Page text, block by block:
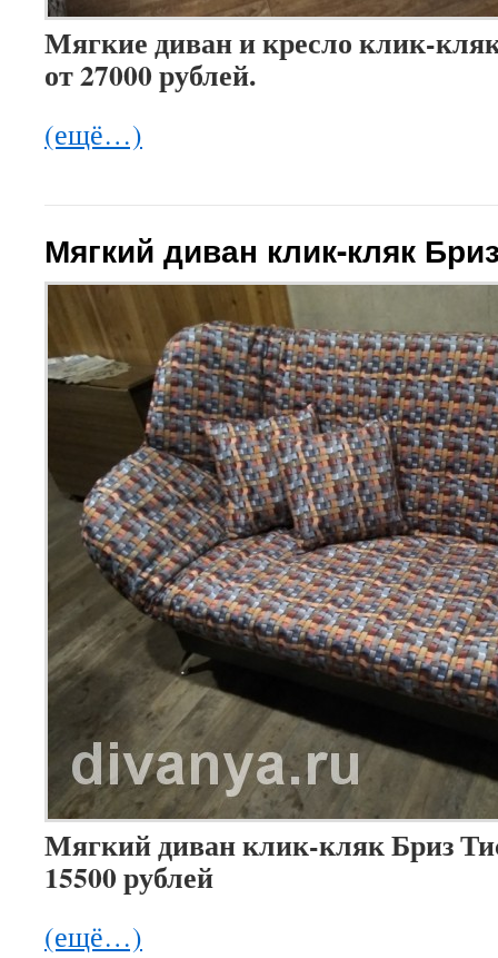
Мягкие диван и кресло клик-
от 27000 рублей.
(ещё…)
Мягкий диван клик-кляк
Мягкий диван клик-кляк Бриз
15500 рублей
(ещё…)